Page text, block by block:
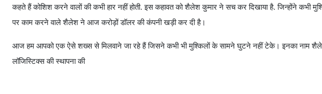
कहते हैं कोशिश करने वालों की कभी हार नहीं होती. इस कहावत को शैलेश कुमार ने सच कर दिखाया है. जिन्होंने कभी
पर काम करने वाले शैलेश ने आज करोड़ों डॉलर की कंपनी खड़ी कर दी है।
आज हम आपको एक ऐसे शख्स से मिलवाने जा रहे हैं जिसने कभी भी मुश्किलों के सामने घुटने नहीं टेके। इनका नाम शैलेश
लॉजिस्टिक्स की स्थापना की